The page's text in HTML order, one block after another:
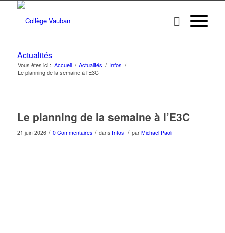
Actualités
Vous êtes ici : Accueil / Actualités / Infos /
Le planning de la semaine à l’E3C
Le planning de la semaine à l’E3C
21 juin 2026 / 0 Commentaires / dans Infos / par Michael Paoli